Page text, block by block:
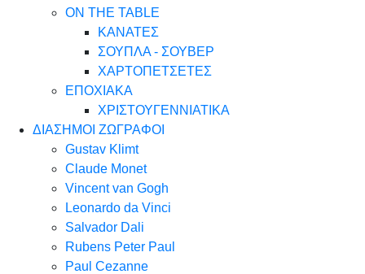
ON THE TABLE
ΚΑΝΑΤΕΣ
ΣΟΥΠΛΑ - ΣΟΥΒΕΡ
ΧΑΡΤΟΠΕΤΣΕΤΕΣ
ΕΠΟΧΙΑΚΑ
ΧΡΙΣΤΟΥΓΕΝΝΙΑΤΙΚΑ
ΔΙΑΣΗΜΟΙ ΖΩΓΡΑΦΟΙ
Gustav Klimt
Claude Monet
Vincent van Gogh
Leonardo da Vinci
Salvador Dali
Rubens Peter Paul
Paul Cezanne